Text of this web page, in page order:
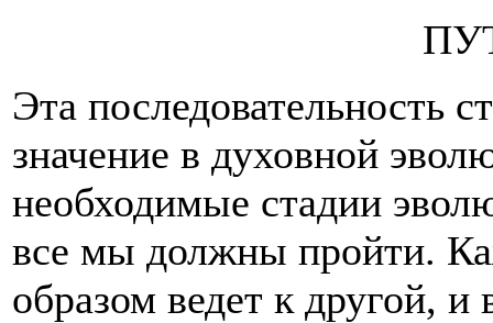
Эта последовательность
значение в духовной
необходимые стадии
все мы должны пройти.
образом ведет к другой,